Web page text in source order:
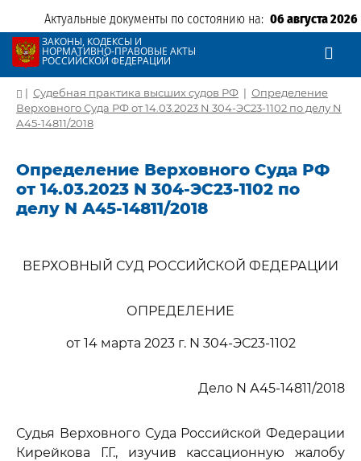
Актуальные документы по состоянию на: 06 августа 2026
ЗАКОНЫ, КОДЕКСЫ И
НОРМАТИВНО-ПРАВОВЫЕ АКТЫ
РОССИЙСКОЙ ФЕДЕРАЦИИ
| Судебная практика высших судов РФ | Определение
Верховного Суда РФ от 14.03.2023 N 304-ЭС23-1102 по делу N
А45-14811/2018
Определение Верховного Суда РФ
от 14.03.2023 N 304-ЭС23-1102 по
делу N А45-14811/2018
ВЕРХОВНЫЙ СУД РОССИЙСКОЙ ФЕДЕРАЦИИ
ОПРЕДЕЛЕНИЕ
от 14 марта 2023 г. N 304-ЭС23-1102
Дело N А45-14811/2018
Судья Верховного Суда Российской Федерации
Кирейкова Г.Г., изучив кассационную жалобу